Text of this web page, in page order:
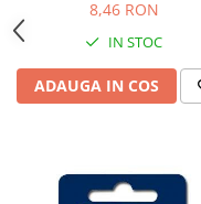
Cosuri de gunoi pentru
Scaune, birouri si
ergonomice
Masini de legat,
Apa si bauturi racoritoare
8,46 RON
IN STOC
ADAUGA IN COS